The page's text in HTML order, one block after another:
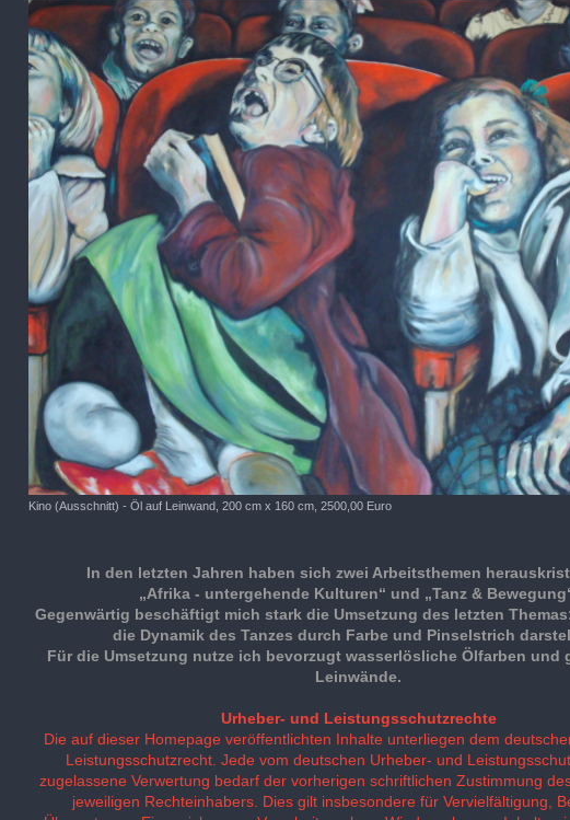
Kino (Ausschnitt) - Öl auf Leinwand, 200 cm x 160 cm, 2500,00 Euro
In den letzten Jahren haben sich zwei Arbeitsthemen
„Afrika - untergehende Kulturen“ und „Tanz &
Gegenwärtig beschäftigt mich stark die Umsetzung des letzten
die Dynamik des Tanzes durch Farbe und Pinselstrich
Für die Umsetzung nutze ich bevorzugt wasserlösliche Ölfarben und
Leinwände.
Urheber- und Leistungsschutzrechte
Die auf dieser Homepage veröffentlichten Inhalte unterliegen dem
Leistungsschutzrecht. Jede vom deutschen Urheber- und
zugelassene Verwertung bedarf der vorherigen schriftlichen Zustimmung
jeweiligen Rechteinhabers. Dies gilt insbesondere für Vervielfältigung,